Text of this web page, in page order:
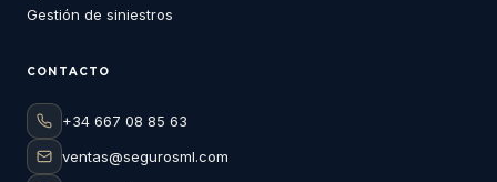
Gestión de siniestros
CONTACTO
+34 667 08 85 63
ventas@segurosml.com